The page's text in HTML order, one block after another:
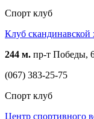
Спорт клуб
Клуб
244 м. пр-т Победы,
(067) 383-25-75
Спорт клуб
Центр спортивного